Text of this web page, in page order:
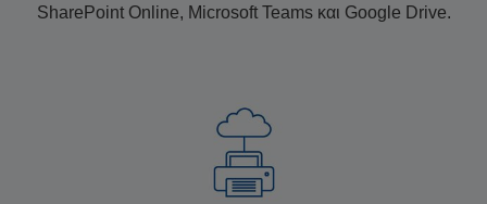
SharePoint Online, Microsoft Teams και Google Drive.